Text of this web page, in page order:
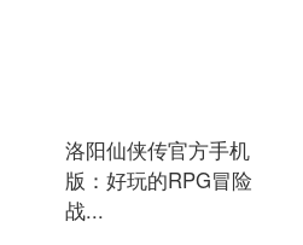
洛阳仙侠传官方手机
版：好玩的RPG冒险
战...